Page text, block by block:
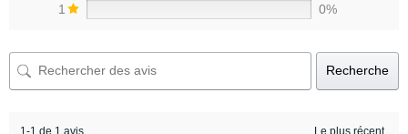
1
0%
Recherche
1-1 de 1 avis